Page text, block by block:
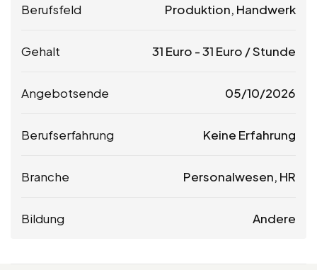
Berufsfeld Produktion, Handwerk
Gehalt 31 Euro -31 Euro / Stunde
Angebotsende 05/10/2026
Berufserfahrung Keine Erfahrung
Branche Personalwesen, HR
Bildung Andere